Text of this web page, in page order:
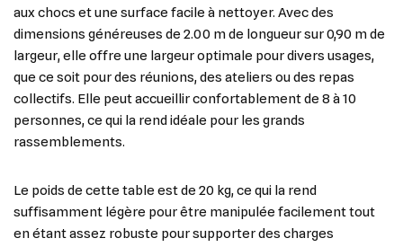
aux chocs et une surface facile à nettoyer. Avec des
dimensions généreuses de 2.00 m de longueur sur 0,90 m de
largeur, elle offre une largeur optimale pour divers usages,
que ce soit pour des réunions, des ateliers ou des repas
collectifs. Elle peut accueillir confortablement de 8 à 10
personnes, ce qui la rend idéale pour les grands
rassemblements.
Le poids de cette table est de 20 kg, ce qui la rend
suffisamment légère pour être manipulée facilement tout
en étant assez robuste pour supporter des charges